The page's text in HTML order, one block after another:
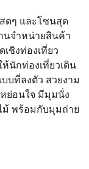
ดๆ และโซนสุด
นจำหน่ายสินค้า
ชิงท่องเที่ยว
นักท่องเที่ยวเดิน
บที่ลงตัว สวยงาม
ย่อนใจ มีมุมนั่ง
ม้ พร้อมกับมุมถ่าย